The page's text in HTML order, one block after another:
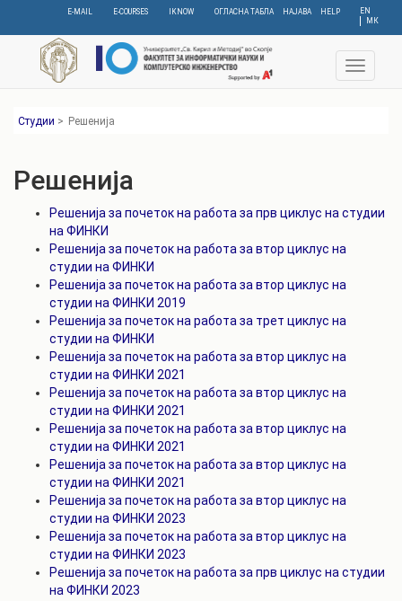
content
EN
МК
E-MAIL E-COURSES IKNOW ОГЛАСНА ТАБЛА НАЈАВА HELP
Toggle
Студии > Решенија
Решенија
Решенија за почеток на работа за прв циклус на студии
на ФИНКИ
Решенија за почеток на работа за втор циклус на
студии на ФИНКИ
Решенија за почеток на работа за втор циклус на
студии на ФИНКИ 2019
Решенија за почеток на работа за трет циклус на
студии на ФИНКИ
Решенија за почеток на работа за втор циклус на
студии на ФИНКИ 2021
Решенија за почеток на работа за втор циклус на
студии на ФИНКИ 2021
Решенија за почеток на работа за втор циклус на
студии на ФИНКИ 2021
Решенија за почеток на работа за втор циклус на
студии на ФИНКИ 2021
Решенија за почеток на работа за втор циклус на
студии на ФИНКИ 2023
Решенија за почеток на работа за втор циклус на
студии на ФИНКИ 2023
Решенија за почеток на работа за прв циклус на студии
на ФИНКИ 2023